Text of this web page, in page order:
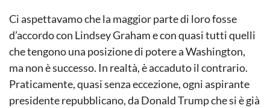
Ci aspettavamo che la maggior parte di loro fosse
d’accordo con Lindsey Graham e con quasi tutti quelli
che tengono una posizione di potere a Washington,
ma non è successo. In realtà, è accaduto il contrario.
Praticamente, quasi senza eccezione, ogni aspirante
presidente repubblicano, da Donald Trump che si è già